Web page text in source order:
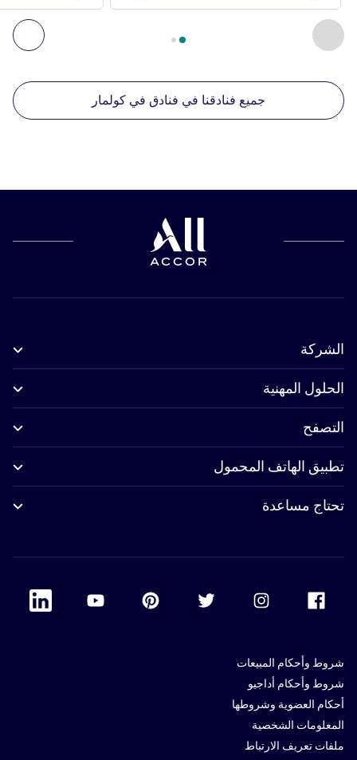
السابق - منشآتنا الأخرى القريبة
الصفحة
جميع فنادقنا في فنادق في كولمار
الشركة
الحلول المهنية
التصفح
تطبيق الهاتف المحمول
تحتاج مساعدة
Accor Facebook
Accor Twitter
Accor Pinterest
Accor Youtube
Linkedin
شروط وأحكام المبيعات
شروط وأحكام أداجيو
أحكام العضوية وشروطها
المعلومات الشخصية
ملفات تعريف الارتباط